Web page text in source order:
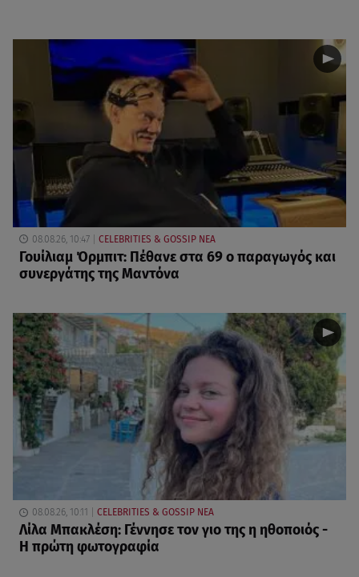
08.08.26, 10:47 CELEBRITIES & GOSSIP ΝΕΑ
Γουίλιαμ Όρμπιτ: Πέθανε στα 69 ο παραγωγός και
συνεργάτης της Μαντόνα
08.08.26, 10:11 CELEBRITIES & GOSSIP ΝΕΑ
Λίλα Μπακλέση: Γέννησε τον γιο της η ηθοποιός -
Η πρώτη φωτογραφία